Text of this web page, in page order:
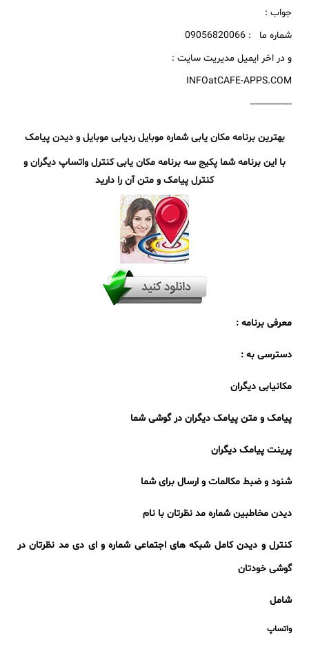
جواب :
شماره ما : 09056820066
و در اخر ایمیل مدیریت سایت :
INFOatCAFE-APPS.COM
---------------
بهترین برنامه مکان یابی شماره موبایل ردیابی موبایل و دیدن پیامک
با این برنامه شما پکیج سه برنامه مکان یابی کنترل واتساپ دیگران و
کنترل پیامک و متن آن را دارید
معرفی برنامه :
دسترسی به :
مکانیابی دیگران
پیامک و متن پیامک دیگران در گوشی شما
پرینت پیامک دیگران
شنود و ضبط مکالمات و ارسال برای شما
دیدن مخاطبین شماره مد نظرتان با نام
کنترل و دیدن کامل شبکه های اجتماعی شماره و ای دی مد نظرتان در
گوشی خودتان
شامل
واتساپ